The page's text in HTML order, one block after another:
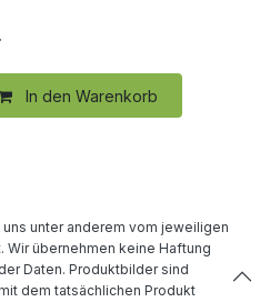
In den Warenkorb
unter anderem vom jeweiligen
übernehmen keine Haftung
Daten. Produktbilder sind
dem tatsächlichen Produkt